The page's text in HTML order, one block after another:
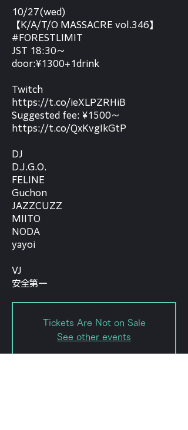
10/27(wed)
【K/A/T/O MASSACRE vol.346】
#FORESTLIMIT
JST 18:30～
door:¥1300+1drink
Twitch
https://t.co/ieXLPZRHiB
Suggested fee: ¥1500～
https://t.co/QxKvgIkGtP
DJ
D.J.G.O.
FELINE
Guchon
JAZZCUZZ
MIITO
NODA
yayoi
VJ
安全第一
Tickets Are Not on Sale
See other events